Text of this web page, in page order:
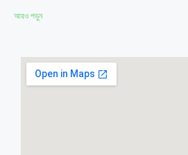
আরও পড়ুন